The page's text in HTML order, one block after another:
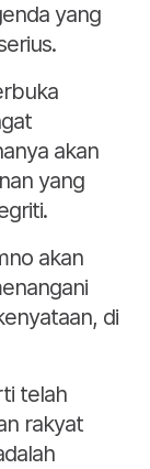
yang
akan
yang
akan
di
telah
rakyat